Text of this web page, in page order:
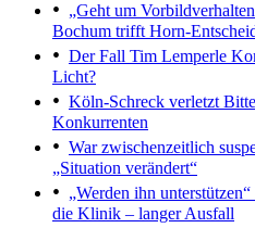
„Geht um
Bochum trifft Horn-
Der Fall Tim Lemperle
Licht?
Köln-Schreck verletzt
Konkurrenten
War zwischenzeitlich
„Situation verändert“
„Werden ihn unterstützen“
die Klinik – langer Ausfall